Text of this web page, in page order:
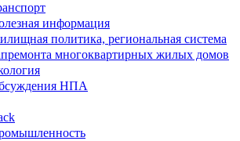
информация
политика, региональная система
многоквартирных жилых домов
НПА